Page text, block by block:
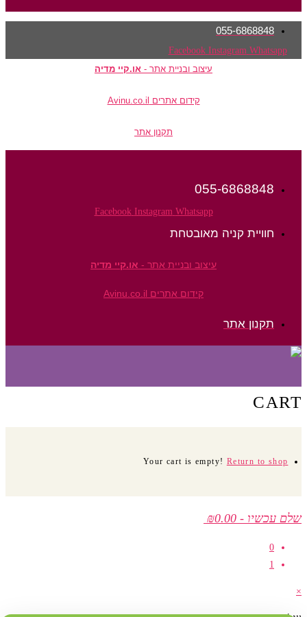
055-6868848
Facebook Instagram Whatsapp
עיצוב ובניית אתר -או.קיי מדיה
קידום אתרים Avinu.co.il
תקנון אתר
055-6868848
Facebook Instagram Whatsapp
חוויית קניה מאובטחת
עיצוב ובניית אתר -או.קיי מדיה
קידום אתרים Avinu.co.il
תקנון אתר
CART
Your cart is empty!Return to shop
שלם עכשיו -
₪0.00
0
1
×